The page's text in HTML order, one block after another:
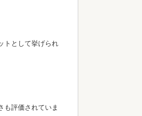
トとして挙げられ
も評価されていま